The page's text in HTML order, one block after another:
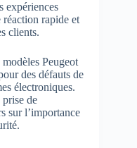
expériences
réaction rapide et
clients.
Peugeot
des défauts de
électroniques.
de
sur l’importance